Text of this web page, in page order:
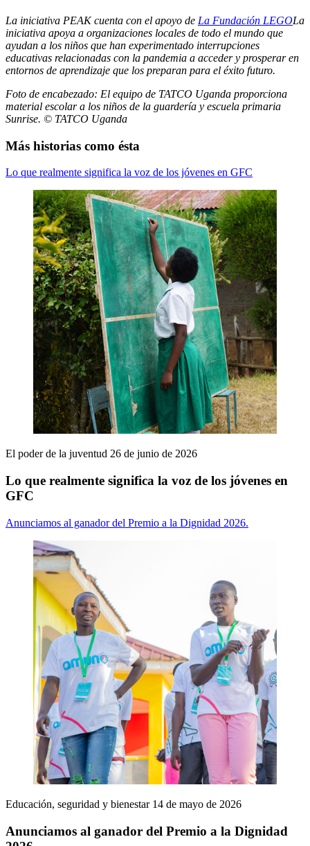
La iniciativa PEAK cuenta con el apoyo de La Fundación LEGOLa
iniciativa apoya a organizaciones locales de todo el mundo que
ayudan a los niños que han experimentado interrupciones
educativas relacionadas con la pandemia a acceder y prosperar en
entornos de aprendizaje que los preparan para el éxito futuro.
Foto de encabezado: El equipo de TATCO Uganda proporciona
material escolar a los niños de la guardería y escuela primaria
Sunrise. © TATCO Uganda
Más historias como ésta
Lo que realmente significa la voz de los jóvenes en GFC
El poder de la juventud 26 de junio de 2026
Lo que realmente significa la voz de los jóvenes en
GFC
Anunciamos al ganador del Premio a la Dignidad 2026.
Educación, seguridad y bienestar 14 de mayo de 2026
Anunciamos al ganador del Premio a la Dignidad